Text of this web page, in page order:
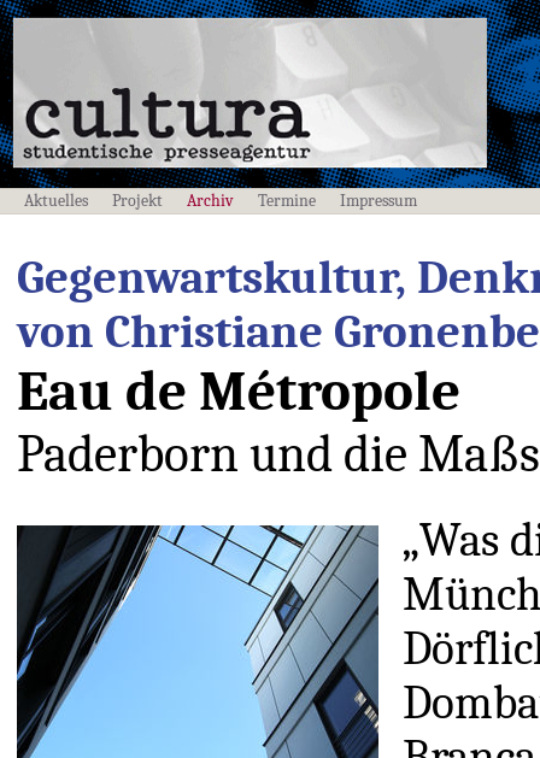
Aktuelles Projekt Archiv Termine Impressum
Gegenwartskultur,
von Christiane
Eau de Métropole
Paderborn und die
„Was